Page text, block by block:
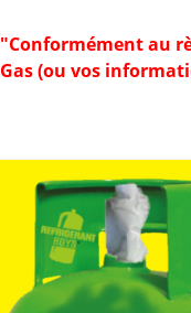
"Conformément au
Gas (ou vos